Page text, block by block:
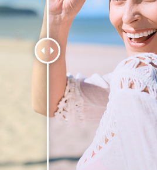
Fotoredigering af smykker